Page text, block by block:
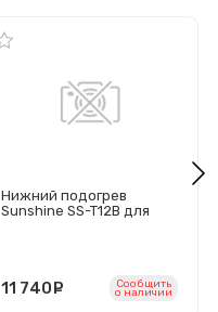
Нижний подогрев
Sunshine SS-T12B для
11 740 руб.
Сообщить
o наличии